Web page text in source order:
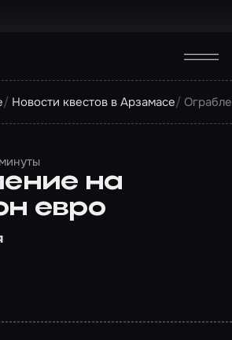
Новости квестов в Арзамасе
на
евро